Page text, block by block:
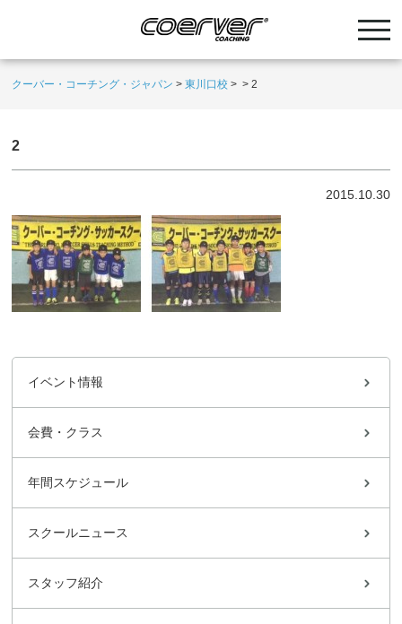
クーバー・コーチング・ジャパン >東川口校 > >2
2
2015.10.30
イベント情報
会費・クラス
年間スケジュール
スクールニュース
スタッフ紹介